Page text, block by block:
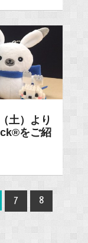
土）より
をご紹
7 8